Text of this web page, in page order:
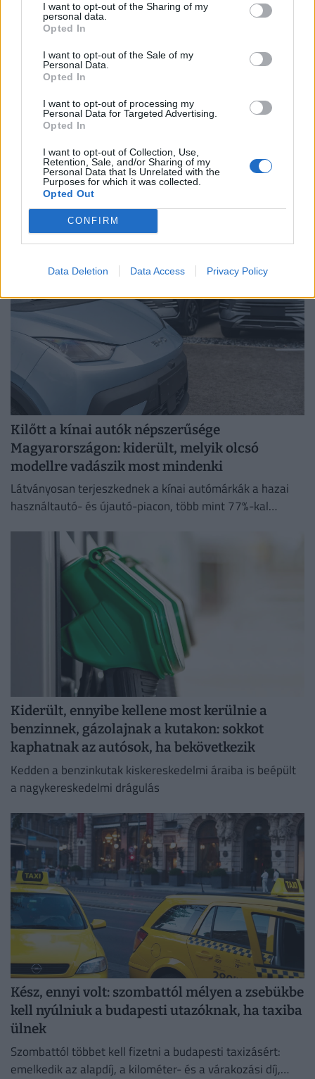
I want to opt-out of the Sharing of my
personal data.
Opted In
I want to opt-out of the Sale of my
Personal Data.
Opted In
I want to opt-out of processing my
Personal Data for Targeted Advertising.
Opted In
I want to opt-out of Collection, Use,
Retention, Sale, and/or Sharing of my
Personal Data that Is Unrelated with the
Purposes for which it was collected.
Opted Out
CONFIRM
Data Deletion Data Access Privacy Policy
Nem várt számla érkezik több tízezer magyar
autósnak: közeleg a határidő, muszáj lesz
fizetni
Mintegy 36 ezer plug-in hibrid és hatótávnövelt
elektromos autó rendszámát kell lecserélni november
30-ig.
Kilőtt a kínai autók népszerűsége
Magyarországon: kiderült, melyik olcsó
modellre vadászik most mindenki
Látványosan terjeszkednek a kínai autómárkák a hazai
használtautó- és újautó-piacon, több mint 77%-kal
tavalyhoz képest.
Kiderült, ennyibe kellene most kerülnie a
benzinnek, gázolajnak a kutakon: sokkot
kaphatnak az autósok, ha bekövetkezik
Kedden a benzinkutak kiskereskedelmi áraiba is beépült
a nagykereskedelmi drágulás
Kész, ennyi volt: szombattól mélyen a zsebükbe
kell nyúlniuk a budapesti utazóknak, ha taxiba
ülnek
Szombattól többet kell fizetni a budapesti taxizásért:
emelkedik az alapdíj, a kilométer- és a várakozási díj,